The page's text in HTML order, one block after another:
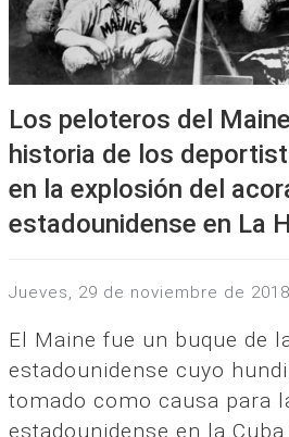
Los peloteros del
historia de los
en la explosión del
estadounidense en La
jueves, 29 de noviembre de 2018
El Maine fue un buque de
estadounidense cuyo
tomado como causa para
estadounidense en la